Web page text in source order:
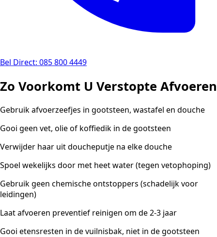
Bel Direct: 085 800 4449
Zo Voorkomt U Verstopte Afvoeren
Gebruik afvoerzeefjes in gootsteen, wastafel en douche
Gooi geen vet, olie of koffiedik in de gootsteen
Verwijder haar uit doucheputje na elke douche
Spoel wekelijks door met heet water (tegen vetophoping)
Gebruik geen chemische ontstoppers (schadelijk voor
leidingen)
Laat afvoeren preventief reinigen om de 2-3 jaar
Gooi etensresten in de vuilnisbak, niet in de gootsteen